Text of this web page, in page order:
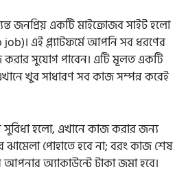
জনপ্রিয় একটি মাইক্রোজব সাইট হলো
এই প্ল্যাটফর্মে আপনি সব ধরণের
করার সুযোগ পাবেন। এটি মূলত একটি
খুব সাধারণ সব কাজ সম্পন্ন করেই
সুবিধা হলো, এখানে কাজ করার জন্য
পোহাতে হবে না; বরং কাজ শেষ
আপনার অ্যাকাউন্টে টাকা জমা হবে।